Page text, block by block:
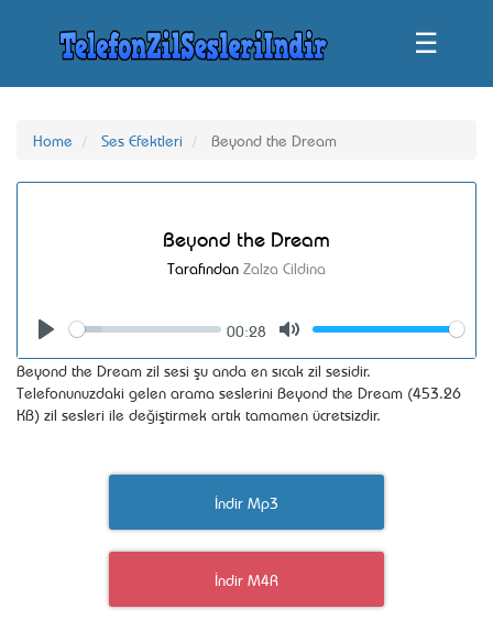
☰
Home Ses Efektleri Beyond the Dream
Beyond the Dream
Tarafından Zalza Cildina
Seek
00:28
Volume
Beyond the Dream zil sesi şu anda en sıcak zil sesidir.
Telefonunuzdaki gelen arama seslerini Beyond the Dream (453.26
KB) zil sesleri ile değiştirmek artık tamamen ücretsizdir.
İndir Mp3
İndir M4R